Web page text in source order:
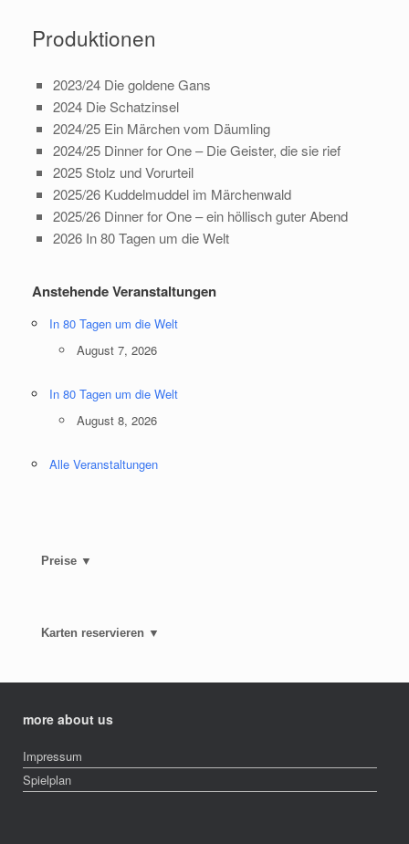
Produktionen
2023/24 Die goldene Gans
2024 Die Schatzinsel
2024/25 Ein Märchen vom Däumling
2024/25 Dinner for One – Die Geister, die sie rief
2025 Stolz und Vorurteil
2025/26 Kuddelmuddel im Märchenwald
2025/26 Dinner for One – ein höllisch guter Abend
2026 In 80 Tagen um die Welt
Anstehende Veranstaltungen
In 80 Tagen um die Welt
August 7, 2026
In 80 Tagen um die Welt
August 8, 2026
Alle Veranstaltungen
Preise ▼
Karten reservieren ▼
more about us
Impressum
Spielplan